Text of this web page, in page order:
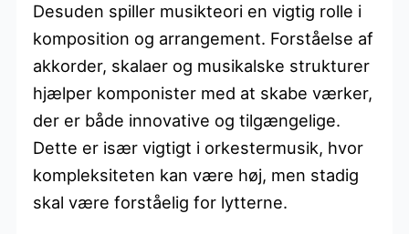
Desuden spiller musikteori en vigtig rolle i
komposition og arrangement. Forståelse af
akkorder, skalaer og musikalske strukturer
hjælper komponister med at skabe værker,
der er både innovative og tilgængelige.
Dette er især vigtigt i orkestermusik, hvor
kompleksiteten kan være høj, men stadig
skal være forståelig for lytterne.